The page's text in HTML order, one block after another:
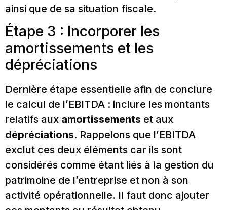
ainsi que de sa situation fiscale.
Étape 3 : Incorporer les
amortissements et les
dépréciations
Dernière étape essentielle afin de conclure
le calcul de l’EBITDA : inclure les montants
relatifs aux amortissements et aux
dépréciations. Rappelons que l’EBITDA
exclut ces deux éléments car ils sont
considérés comme étant liés à la gestion du
patrimoine de l’entreprise et non à son
activité opérationnelle. Il faut donc ajouter